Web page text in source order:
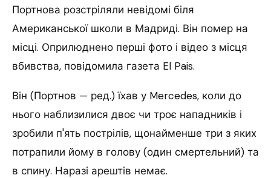
Портнова розстріляли невідомі біля
Американської школи в Мадриді. Він помер на
місці. Оприлюднено перші фото і відео з місця
вбивства, повідомила газета El Pais.
Він (Портнов — ред.) їхав у Mercedes, коли до
нього наблизилися двоє чи троє нападників і
зробили п'ять пострілів, щонайменше три з яких
потрапили йому в голову (один смертельний) та
в спину. Наразі арештів немає.